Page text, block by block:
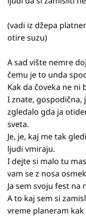
(vadi iz džepa
otire suzu)
A sad vište nemre
čemu je to unda
Kak da čoveka ne ni
I znate, gospodična,
zgledalo gda ja
sveta.
Je, je, kaj me tak
ljudi vmiraju.
I dejte si malo tu
vam se z nosa
Ja sem svoju fest na
A to kaj sem si
vreme planeram